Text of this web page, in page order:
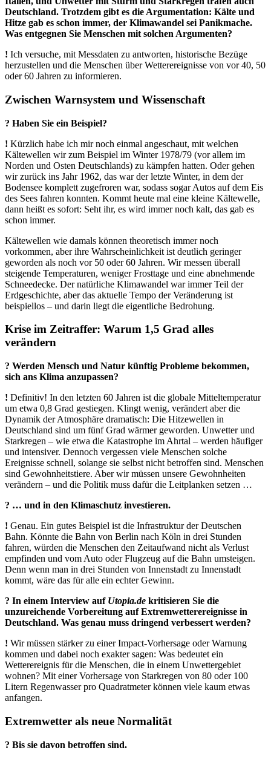
Deutschland. Trotzdem gibt es die Argumentation: Kälte und
Hitze gab es schon immer, der Klimawandel sei Panikmache.
Was entgegnen Sie Menschen mit solchen Argumenten?
! Ich versuche, mit Messdaten zu antworten, historische Bezüge
herzustellen und die Menschen über Wetterereignisse von vor 40, 50
oder 60 Jahren zu informieren.
Zwischen Warnsystem und Wissenschaft
? Haben Sie ein Beispiel?
! Kürzlich habe ich mir noch einmal angeschaut, mit welchen
Kältewellen wir zum Beispiel im Winter 1978/79 (vor allem im
Norden und Osten Deutschlands) zu kämpfen hatten. Oder gehen
wir zurück ins Jahr 1962, das war der letzte Winter, in dem der
Bodensee komplett zugefroren war, sodass sogar Autos auf dem Eis
des Sees fahren konnten. Kommt heute mal eine kleine Kältewelle,
dann heißt es sofort: Seht ihr, es wird immer noch kalt, das gab es
schon immer.
Kältewellen wie damals können theoretisch immer noch
vorkommen, aber ihre Wahrscheinlichkeit ist deutlich geringer
geworden als noch vor 50 oder 60 Jahren. Wir messen überall
steigende Temperaturen, weniger Frosttage und eine abnehmende
Schneedecke. Der natürliche Klimawandel war immer Teil der
Erdgeschichte, aber das aktuelle Tempo der Veränderung ist
beispiellos – und darin liegt die eigentliche Bedrohung.
Krise im Zeitraffer: Warum 1,5 Grad alles
verändern
? Werden Mensch und Natur künftig Probleme bekommen,
sich ans Klima anzupassen?
! Definitiv! In den letzten 60 Jahren ist die globale Mitteltemperatur
um etwa 0,8 Grad gestiegen. Klingt wenig, verändert aber die
Dynamik der Atmosphäre dramatisch: Die Hitzewellen in
Deutschland sind um fünf Grad wärmer geworden. Unwetter und
Starkregen – wie etwa die Katastrophe im Ahrtal – werden häufiger
und intensiver. Dennoch vergessen viele Menschen solche
Ereignisse schnell, solange sie selbst nicht betroffen sind. Menschen
sind Gewohnheitstiere. Aber wir müssen unsere Gewohnheiten
verändern – und die Politik muss dafür die Leitplanken setzen …
? … und in den Klimaschutz investieren.
! Genau. Ein gutes Beispiel ist die Infrastruktur der Deutschen
Bahn. Könnte die Bahn von Berlin nach Köln in drei Stunden
fahren, würden die Menschen den Zeitaufwand nicht als Verlust
empfinden und vom Auto oder Flugzeug auf die Bahn umsteigen.
Denn wenn man in drei Stunden von Innenstadt zu Innenstadt
kommt, wäre das für alle ein echter Gewinn.
? In einem Interview auf Utopia.de kritisieren Sie die
unzureichende Vorbereitung auf Extremwetterereignisse in
Deutschland. Was genau muss dringend verbessert werden?
! Wir müssen stärker zu einer Impact-Vorhersage oder Warnung
kommen und dabei noch exakter sagen: Was bedeutet ein
Wetterereignis für die Menschen, die in einem Unwettergebiet
wohnen? Mit einer Vorhersage von Starkregen von 80 oder 100
Litern Regenwasser pro Quadratmeter können viele kaum etwas
anfangen.
Extremwetter als neue Normalität
? Bis sie davon betroffen sind.